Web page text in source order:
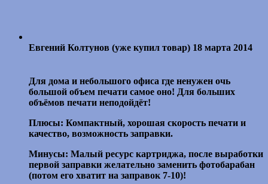
Евгений Колтунов (уже купил товар) 18 марта 2014
Для дома и небольшого офиса где ненужен очь
большой объем печати самое оно! Для больших
объёмов печати неподойдёт!
Плюсы: Компактный, хорошая скорость печати и
качество, возможность заправки.
Минусы: Малый ресурс картриджа, после выработки
первой заправки желательно заменить фотобарабан
(потом его хватит на заправок 7-10)!